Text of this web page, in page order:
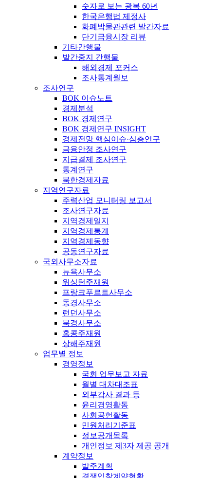
숫자로 보는 광복 60년
한국은행법 제정사
화폐박물관관련 발간자료
단기금융시장 리뷰
기타간행물
발간중지 간행물
해외경제 포커스
조사통계월보
조사연구
BOK 이슈노트
경제분석
BOK 경제연구
BOK 경제연구 INSIGHT
경제전망 핵심이슈·심층연구
금융안정 조사연구
지급결제 조사연구
통계연구
북한경제자료
지역연구자료
주력산업 모니터링 보고서
조사연구자료
지역경제일지
지역경제통계
지역경제동향
공동연구자료
국외사무소자료
뉴욕사무소
워싱턴주재원
프랑크푸르트사무소
동경사무소
런던사무소
북경사무소
홍콩주재원
상해주재원
업무별 정보
경영정보
국회 업무보고 자료
월별 대차대조표
외부감사 결과 등
윤리경영활동
사회공헌활동
민원처리기준표
정보공개목록
개인정보 제3자 제공 공개
계약정보
발주계획